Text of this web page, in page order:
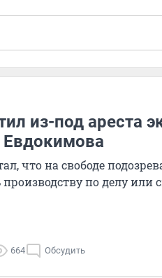
из-под ареста
что на свободе
производству по делу или
664 Обсудить